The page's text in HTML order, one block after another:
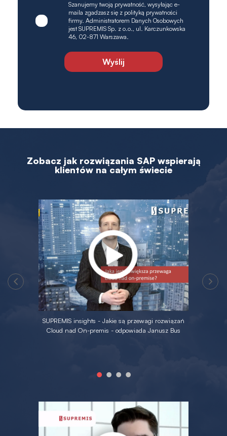
Szanujemy twoją prywatność, wysyłając e-
maila zgadzasz się z polityką prywatności
firmy. Administratorem Danych Osobowych
jest SUPREMIS Sp. z o.o., ul. Karczunkowska
46, 02-871 Warszawa.
Zobacz jak rozwiązania SAP wspierają
klientów na całym świecie
SUPREMIS insights - Jakie są przewagi rozwiązań
Cloud nad On-premis - odpowiada Janusz Bus